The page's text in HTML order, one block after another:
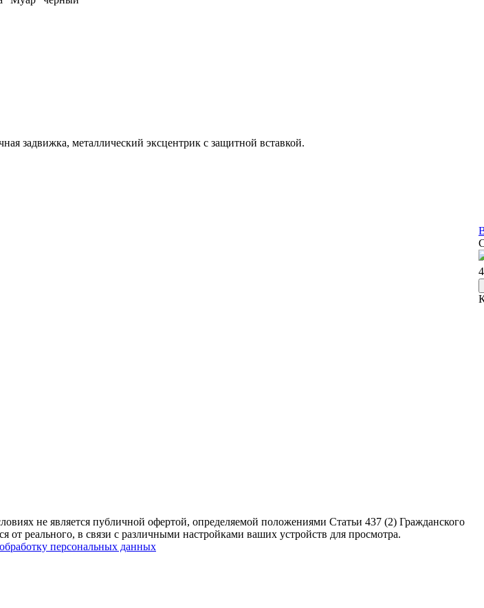
задвижка, металлический эксцентрик с защитной вставкой.
не является публичной офертой, определяемой положениями Статьи 437 (2) Гражданского
реального, в связи с различными настройками ваших устройств для просмотра.
персональных данных